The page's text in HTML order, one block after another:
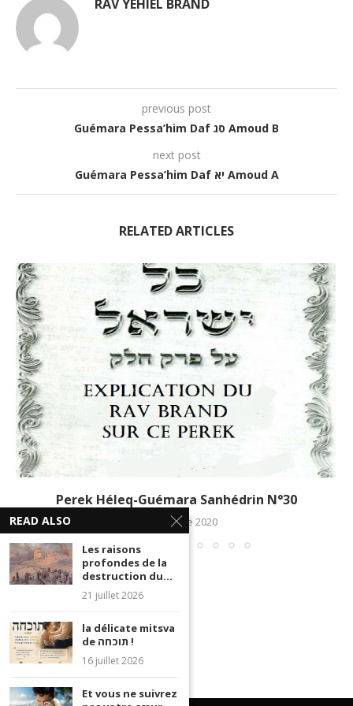
RAV YÉHIEL BRAND
previous post
Guémara Pessa’him Daf סג Amoud B
next post
Guémara Pessa’him Daf יא Amoud A
RELATED ARTICLES
Perek Héleq-Guémara Sanhédrin N°30
2 décembre 2020
READ ALSO
Les raisons
profondes de la
destruction du...
21 juillet 2026
la délicate mitsva
de תוכחה !
16 juillet 2026
Et vous ne suivrez